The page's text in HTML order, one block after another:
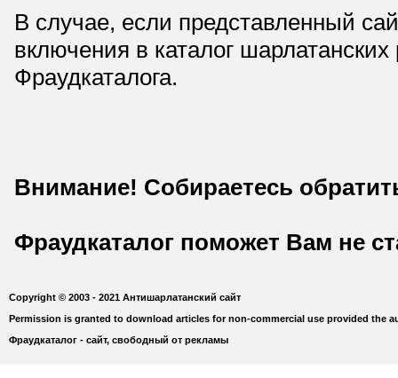
В случае, если представленный
включения в каталог
Фраудкаталога.
Внимание! Собираетесь
Фраудкаталог поможет Вам не
Copyright © 2003 - 2021 Антишарлатанский сайт
Permission is granted to download articles for non-commercial use provided the
Фраудкаталог - сайт, свободный от рекламы